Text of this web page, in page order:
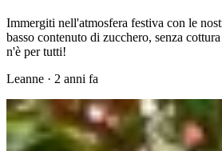
Immergiti nell'atmosfera festiva con le
basso contenuto di zucchero, senza
n'è per tutti!
Leanne · 2 anni fa